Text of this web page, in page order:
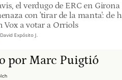
el verdugo de ERC en Girona
con 'tirar de la manta': de
Vox a votar a Orriols
David Expósito J.
por Marc Puigtió